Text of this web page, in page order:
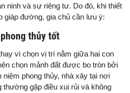
ninh và sự riêng tư. Do đó, khi thiết
giáp đường, gia chủ cần lưu ý:
thủy tốt
vì chọn vị trí nằm giữa hai con
chọn mảnh đất được bo tròn bởi
phong thủy, nhà xây tại nơi
gặp điều xui rủi và không